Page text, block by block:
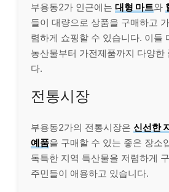
부용동2가 인근에는 대형 마트와
들이 대량으로 상품을 구매하고
렴하게 쇼핑할 수 있습니다. 이들
농산물부터 가전제품까지 다양한
다.
전통시장
부용동2가의 전통시장은 신선한
예품을 구매할 수 있는 좋은 장소
독특한 지역 특산물을 저렴하게
주민들이 애용하고 있습니다.